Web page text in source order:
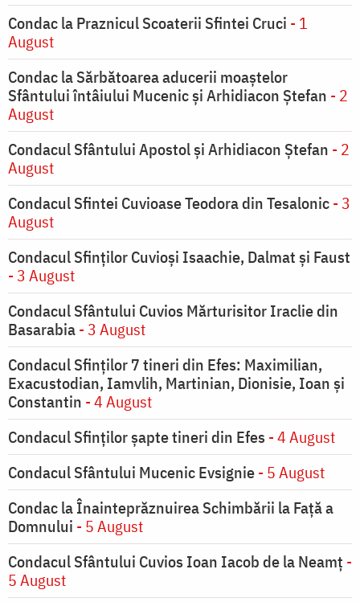
Condac la Praznicul Scoaterii Sfintei Cruci - 1
August
Condac la Sărbătoarea aducerii moaştelor
Sfântului întâiului Mucenic şi Arhidiacon Ştefan - 2
August
Condacul Sfântului Apostol și Arhidiacon Ștefan - 2
August
Condacul Sfintei Cuvioase Teodora din Tesalonic- 3
August
Condacul Sfinţilor Cuvioşi Isaachie, Dalmat şi Faust
- 3 August
Condacul Sfântului Cuvios Mărturisitor Iraclie din
Basarabia- 3 August
Condacul Sfinţilor 7 tineri din Efes: Maximilian,
Exacustodian, Iamvlih, Martinian, Dionisie, Ioan şi
Constantin - 4 August
Condacul Sfinţilor şapte tineri din Efes - 4 August
Condacul Sfântului Mucenic Evsignie- 5 August
Condac la Înainteprăznuirea Schimbării la Faţă a
Domnului - 5 August
Condacul Sfântului Cuvios Ioan Iacob de la Neamț -
5 August